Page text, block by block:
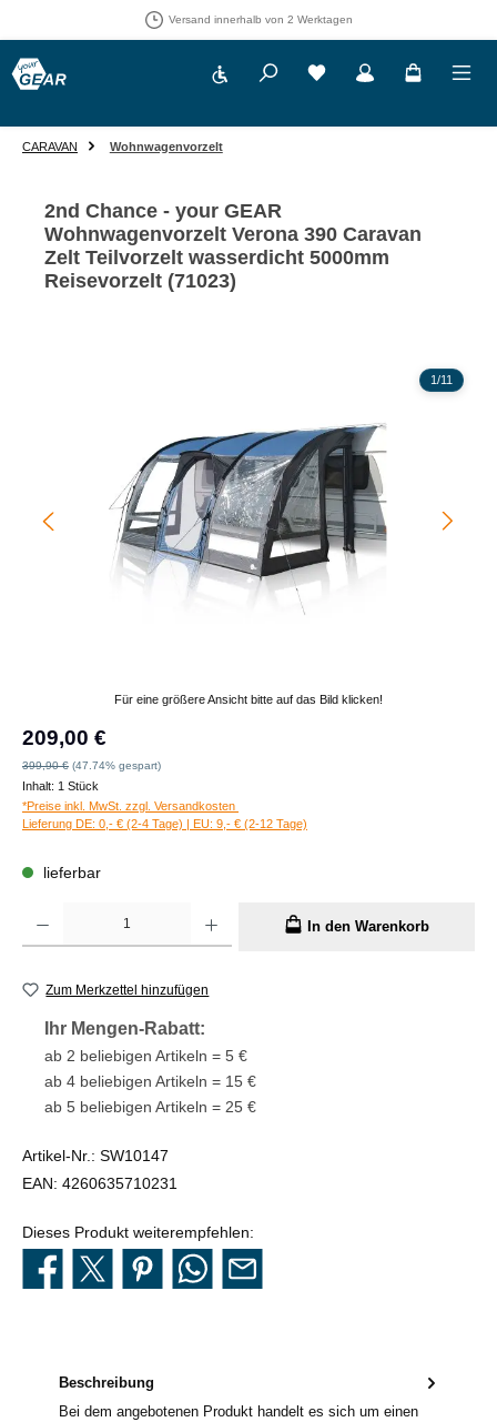
Versand innerhalb von 2 Werktagen
Werkzeugleiste anzeigenDu hast 0 Produkte auf
CARAVAN Wohnwagenvorzelt
2nd Chance - your GEAR
Wohnwagenvorzelt Verona 390 Caravan
Zelt Teilvorzelt wasserdicht 5000mm
Reisevorzelt (71023)
Für eine größere Ansicht bitte auf das Bild klicken!
1/11
Verkaufspreis:
209,00 €
Regulärer Preis:
399,90 € (47.74% gespart)
Inhalt: 1 Stück
*Preise inkl. MwSt. zzgl. Versandkosten
Lieferung DE: 0,- € (2-4 Tage) | EU: 9,- € (2-12 Tage)
lieferbar
In den Warenkorb
Zum Merkzettel hinzufügen
Ihr Mengen-Rabatt:
ab 2 beliebigen Artikeln = 5 €
ab 4 beliebigen Artikeln = 15 €
ab 5 beliebigen Artikeln = 25 €
Artikel-Nr.: SW10147
EAN: 4260635710231
Dieses Produkt weiterempfehlen:
Beschreibung
Bei dem angebotenen Produkt handelt es sich um einen